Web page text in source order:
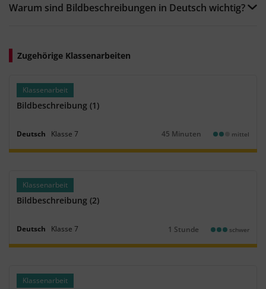
Warum sind Bildbeschreibungen in Deutsch wichtig?
Zugehörige Klassenarbeiten
Klassenarbeit
Bildbeschreibung (1)
Deutsch Klasse 7
Dauer:
45 Minuten mittel
Klassenarbeit
Bildbeschreibung (2)
Deutsch Klasse 7
Dauer:
1 Stunde schwer
Klassenarbeit